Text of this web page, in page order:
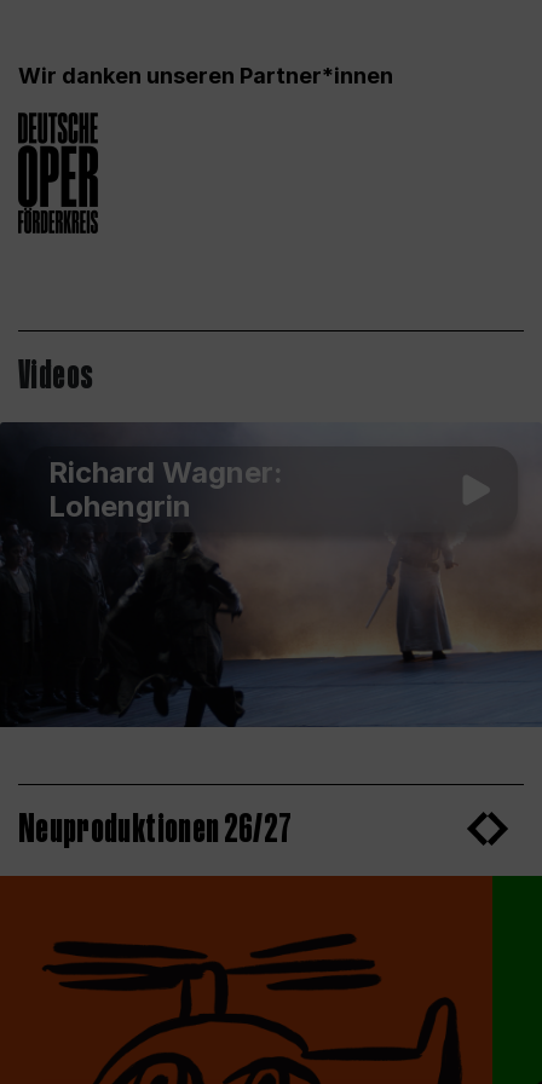
Wir danken unseren Partner*innen
Videos
Richard Wagner:
Lohengrin
Neuproduktionen 26/27